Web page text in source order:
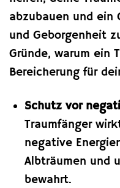
abzubauen und ein
und Geborgenheit
Gründe, warum ein
Bereicherung für
Schutz vor
Traumfänger
negative
Albträumen und
bewahrt.